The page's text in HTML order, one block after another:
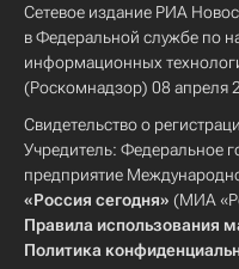
Сетевое издание РИА
в Федеральной службе по
информационных
(Роскомнадзор) 08 апреля
Свидетельство о
Учредитель: Федеральное
предприятие
«Россия сегодня» (МИА
Правила использования
Политика